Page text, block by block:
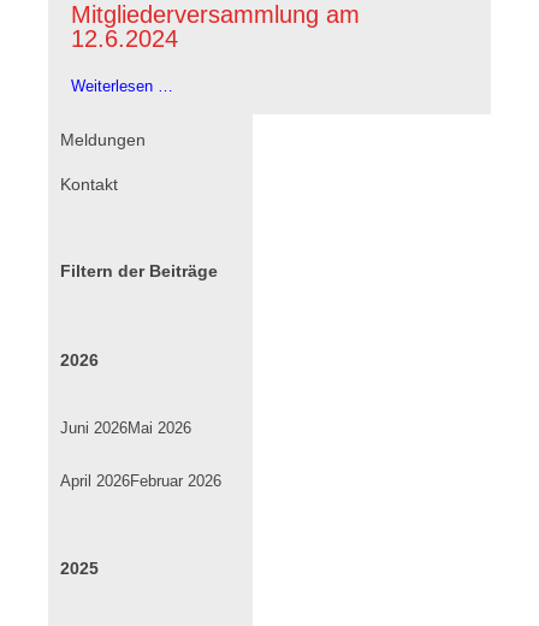
Mitgliederversammlung am
12.6.2024
Weiterlesen …
Navigation
Meldungen
Kontakt
Filtern der Beiträge
2026
Juni 2026Mai 2026
April 2026Februar 2026
2025